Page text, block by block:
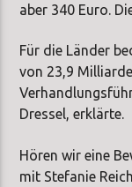
aber 340 Euro.
Für die Länder
von 23,9
Dressel, erklärte.
Hören wir eine
mit Stefanie